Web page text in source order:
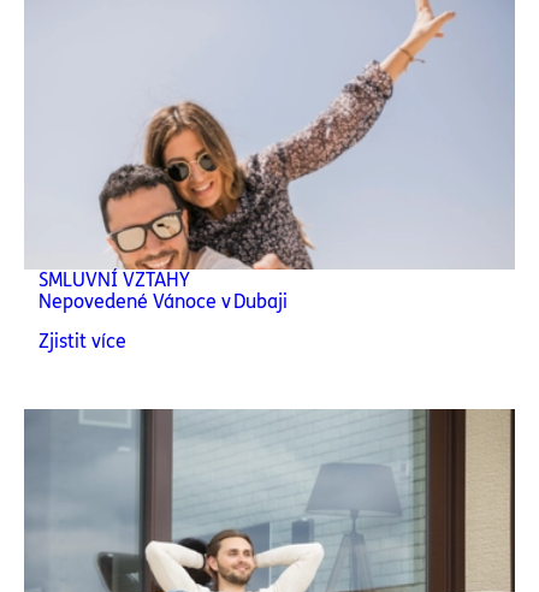
SMLUVNÍ VZTAHY
Nepovedené Vánoce v Dubaji
Zjistit více